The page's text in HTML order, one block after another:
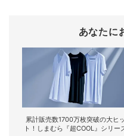
あなたに
累計販売数1700万枚突破の大ヒッ
ト！しまむら『超COOL』シリー